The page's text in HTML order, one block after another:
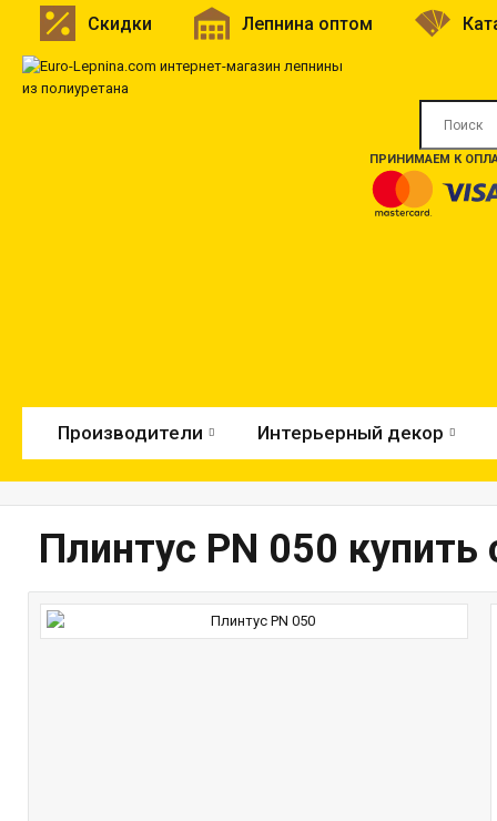
Скидки Лепнина оптом
ПРИНИМАЕМ К
Производители Интерьерный декор
Плинтус PN 050